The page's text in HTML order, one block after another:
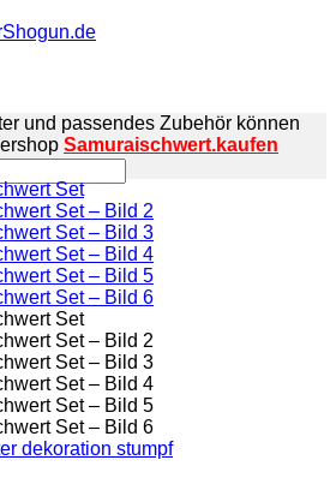
und passendes Zubehör können
Samuraischwert.kaufen
dekoration stumpf